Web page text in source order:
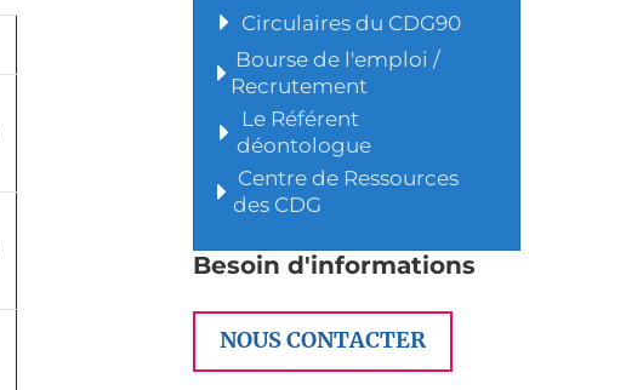
Circulaires du CDG90
Bourse de l'emploi /
Recrutement
Le Référent
déontologue
Centre de Ressources
des CDG
Besoin d'informations
NOUS CONTACTER